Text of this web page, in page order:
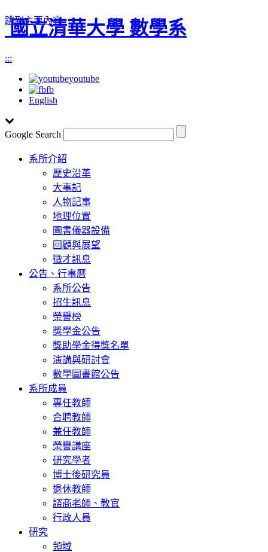
跳到主要內容
國立清華大學 數學系
:::
youtube
fb
English
Google Search
Toggle
navigation
系所介紹
歷史沿革
大事記
人物記事
地理位置
圖書儀器設備
回顧與展望
徵才訊息
公告、行事曆
系所公告
招生訊息
榮譽榜
獎學金公告
獎助學金得獎名單
演講與研討會
數學圖書館公告
系所成員
專任教師
合聘教師
兼任教師
榮譽講座
研究學者
博士後研究員
退休教師
諮商老師、教官
行政人員
研究
領域